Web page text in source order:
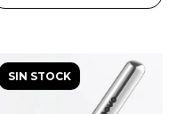
SIN STOCK